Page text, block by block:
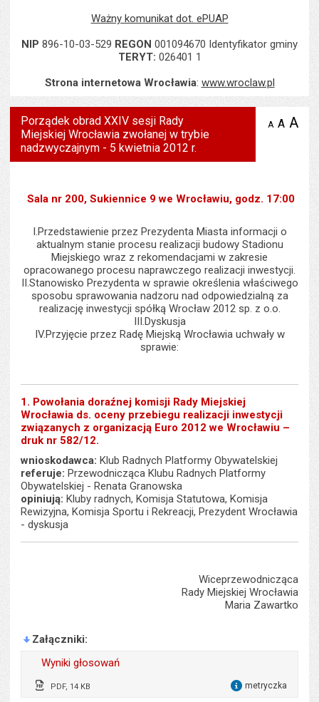
Ważny komunikat dot. ePUAP
NIP 896-10-03-529 REGON 001094670 Identyfikator gminy
TERYT: 026401 1
Strona internetowa Wrocławia: www.wroclaw.pl
Porządek obrad XXIV sesji Rady
Miejskiej Wrocławia zwołanej w trybie
nadzwyczajnym - 5 kwietnia 2012 r.
A zmniejsz
A A
Sala nr 200, Sukiennice 9 we Wrocławiu, godz. 17:00
I.Przedstawienie przez Prezydenta Miasta informacji o
aktualnym stanie procesu realizacji budowy Stadionu
Miejskiego wraz z rekomendacjami w zakresie
opracowanego procesu naprawczego realizacji inwestycji.
II.Stanowisko Prezydenta w sprawie określenia właściwego
sposobu sprawowania nadzoru nad odpowiedzialną za
realizację inwestycji spółką Wrocław 2012 sp. z o.o.
III.Dyskusja
IV.Przyjęcie przez Radę Miejską Wrocławia uchwały w
sprawie:
1. Powołania doraźnej komisji Rady Miejskiej
Wrocławia ds. oceny przebiegu realizacji inwestycji
związanych z organizacją Euro 2012 we Wrocławiu –
druk nr 582/12.
wnioskodawca: Klub Radnych Platformy Obywatelskiej
referuje: Przewodnicząca Klubu Radnych Platformy
Obywatelskiej - Renata Granowska
opiniują: Kluby radnych, Komisja Statutowa, Komisja
Rewizyjna, Komisja Sportu i Rekreacji, Prezydent Wrocławia
- dyskusja
Wiceprzewodnicząca
Rady Miejskiej Wrocławia
Maria Zawartko
Załączniki
Wyniki głosowań
PDF, 14 KB metryczka